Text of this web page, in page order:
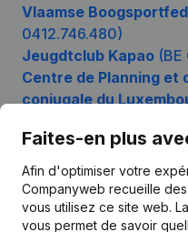
Vlaamse
0412.746.480)
Jeugdtclub Kapao
Centre de Planning et
conjugale du
Faites-en plus
Afin d'optimiser votre
Companyweb recueille
vous utilisez ce site web.
vous permet de savoir